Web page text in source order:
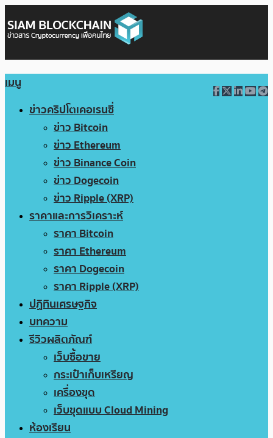
เมนู
ข่าวคริปโตเคอเรนซี่
ข่าว Bitcoin
ข่าว Ethereum
ข่าว Binance Coin
ข่าว Dogecoin
ข่าว Ripple (XRP)
ราคาและการวิเคราะห์
ราคา Bitcoin
ราคา Ethereum
ราคา Dogecoin
ราคา Ripple (XRP)
ปฏิทินเศรษฐกิจ
บทความ
รีวิวผลิตภัณฑ์
เว็บซื้อขาย
กระเป๋าเก็บเหรียญ
เครื่องขุด
เว็บขุดแบบ Cloud Mining
ห้องเรียน